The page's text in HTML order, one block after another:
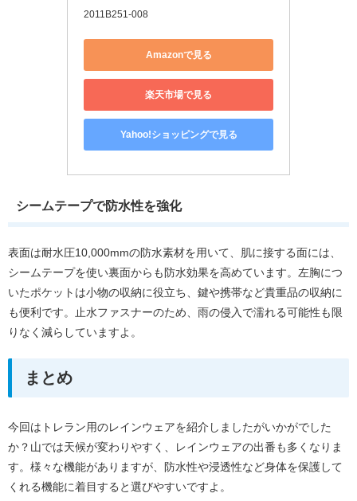
2011B251-008
Amazonで見る
楽天市場で見る
Yahoo!ショッピングで見る
シームテープで防水性を強化
表面は耐水圧10,000mmの防水素材を用いて、肌に接する面には、
シームテープを使い裏面からも防水効果を高めています。左胸につ
いたポケットは小物の収納に役立ち、鍵や携帯など貴重品の収納に
も便利です。止水ファスナーのため、雨の侵入で濡れる可能性も限
りなく減らしていますよ。
まとめ
今回はトレラン用のレインウェアを紹介しましたがいかがでした
か？山では天候が変わりやすく、レインウェアの出番も多くなりま
す。様々な機能がありますが、防水性や浸透性など身体を保護して
くれる機能に着目すると選びやすいですよ。